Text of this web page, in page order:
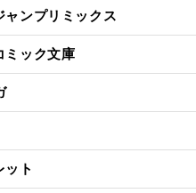
ャンプリミックス
ミック文庫
ット